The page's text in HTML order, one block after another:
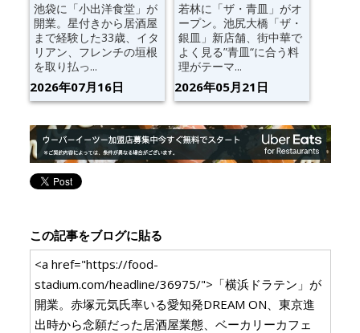
池袋に「小出洋食堂」が
開業。星付きから居酒屋
まで経験した33歳、イタ
リアン、フレンチの垣根
を取り払っ...
2026年07月16日
若林に「ザ・青皿」がオ
ープン。池尻大橋「ザ・
銀皿」新店舗、街中華で
よく見る”青皿“に合う料
理がテーマ...
2026年05月21日
この記事をブログに貼る
<a href="https://food-
stadium.com/headline/36975/">「横浜ドラテン」が
開業。赤塚元気氏率いる愛知発DREAM ON、東京進
出時から念願だった居酒屋業態、ベーカリーカフェ